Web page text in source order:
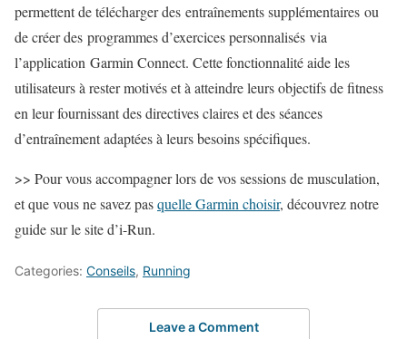
permettent de télécharger des entraînements supplémentaires ou
de créer des programmes d’exercices personnalisés via
l’application Garmin Connect. Cette fonctionnalité aide les
utilisateurs à rester motivés et à atteindre leurs objectifs de fitness
en leur fournissant des directives claires et des séances
d’entraînement adaptées à leurs besoins spécifiques.
>> Pour vous accompagner lors de vos sessions de musculation,
et que vous ne savez pasquelle Garmin choisir, découvrez notre
guide sur le site d’i-Run.
Categories: Conseils, Running
Leave a Comment